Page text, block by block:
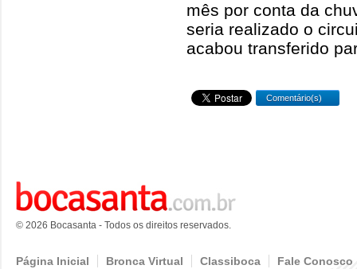
mês por conta da
seria realizado o
acabou transferido
Comentário(s)
© 2026 Bocasanta - Todos os direitos reservados.
Página Inicial Bronca Virtual Classiboca Fale Conosco